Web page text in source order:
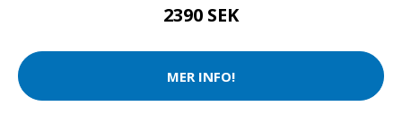
2390 SEK
MER INFO!